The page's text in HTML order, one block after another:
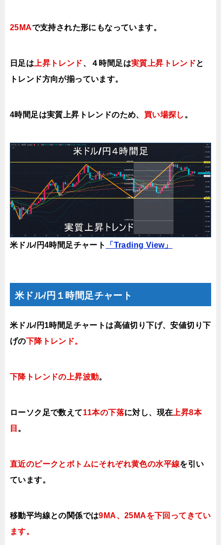
25MAで支持された形にもなっています。
日足は 上昇トレンド、４時間足は実質上昇トレンドと
トレンド方向が揃っていま す。
4時間足は実質上昇トレンドのため、 買い場探し 。
米ドル/円4時間足チャート 「Trading View」
米ドル/円１時間足チャート
米ドル/円1時間足チャートは高値切り下げ、安値切り下
げの下降トレンド。
下降トレンドの上昇波動。
ローソク足で数えて11本の下落に対し、現在 上昇8本
目 。
直近のピークとボトムにそれぞれ黄色の水平線を引い
ています。
移動平均線との関係では9MA、25MAを下回ってきてい
ます。